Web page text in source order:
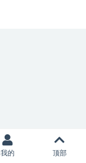
我的 顶部